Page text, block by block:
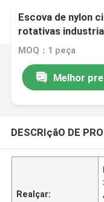
Escova de nylon
rotativas
MOQ：1 peça
Melhor
DESCRIçãO DE
Realçar:
,